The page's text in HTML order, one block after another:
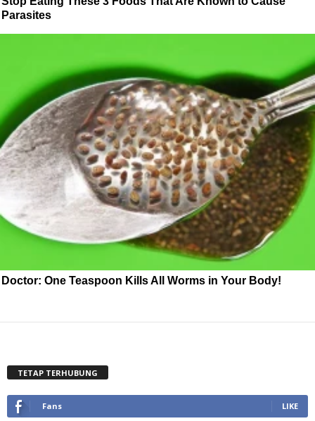
Parasites
Doctor: One Teaspoon Kills All Worms in Your Body!
TETAP TERHUBUNG
Fans LIKE